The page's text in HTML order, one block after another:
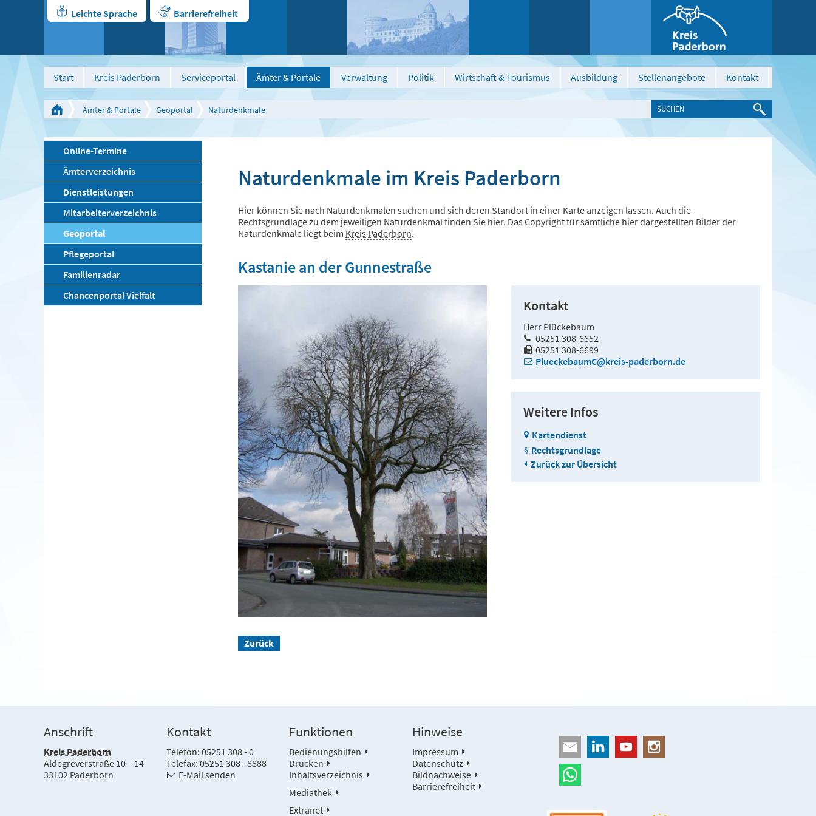
Leichte Sprache Barrierefreiheit
Start Kreis Paderborn Serviceportal Ämter & Portale Verwaltung Politik Wirtschaft & Tourismus Ausbildung Stellenangebote Kontakt
Ämter & Portale Geoportal Naturdenkmale
Online-Termine
Ämterverzeichnis
Dienstleistungen
Mitarbeiterverzeichnis
Geoportal
Pflegeportal
Familienradar
Chancenportal Vielfalt
Naturdenkmale im Kreis Paderborn
Hier können Sie nach Naturdenkmalen suchen und sich deren Standort in einer Karte anzeigen lassen. Auch die
Rechtsgrundlage zu dem jeweiligen Naturdenkmal finden Sie hier. Das Copyright für sämtliche hier dargestellten Bilder der
Naturdenkmale liegt beim Kreis Paderborn.
Kastanie an der Gunnestraße
Kontakt
Herr Plückebaum
05251 308-6652
05251 308-6699
PlueckebaumC@kreis-paderborn.de
Weitere Infos
Kartendienst
Rechtsgrundlage
Zurück zur Übersicht
Zurück
Anschrift
Kreis Paderborn
Aldegreverstraße 10 – 14
33102 Paderborn
Kontakt
Telefon: 05251 308 - 0
Telefax: 05251 308 - 8888
E-Mail senden
Funktionen
Bedienungshilfen
Drucken
Inhaltsverzeichnis
Mediathek
Extranet
Hinweise
Impressum
Datenschutz
Bildnachweise
Barrierefreiheit